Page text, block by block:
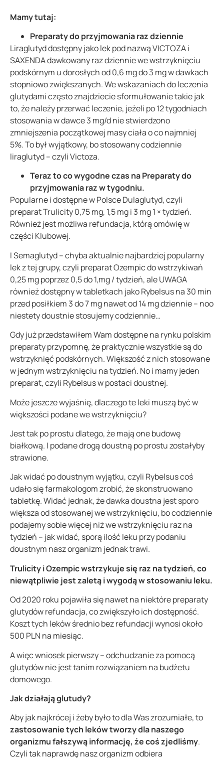
Mamy tutaj:
Preparaty do przyjmowania raz dziennie
Liraglutyd dostępny jako lek pod nazwą VICTOZA i
SAXENDA dawkowany raz dziennie we wstrzyknięciu
podskórnym u dorosłych od 0,6 mg do 3 mg w dawkach
stopniowo zwiększanych. We wskazaniach do leczenia
glutydami często znajdziecie sformułowanie takie jak
to, że należy przerwać leczenie, jeżeli po 12 tygodniach
stosowania w dawce 3 mg/d nie stwierdzono
zmniejszenia początkowej masy ciała o co najmniej
5%.To był wyjątkowy, bo stosowany codziennie
liraglutyd – czyli Victoza.
Teraz to co wygodne czas na Preparaty do
przyjmowania raz w tygodniu.
Popularne i dostępne w Polsce Dulaglutyd, czyli
preparat Trulicity0,75 mg, 1,5 mg i 3 mg 1 × tydzień.
Również jest możliwa refundacja, którą omówię w
części Klubowej.
ISemaglutyd – chyba aktualnie najbardziej popularny
lek z tej grupy, czyli preparat Ozempic do wstrzykiwań
0,25 mg poprzez 0,5 do 1,mg / tydzień, ale UWAGA
również dostępny w tabletkach jako Rybelsus na 30 min
przed posiłkiem 3 do 7 mg nawet od 14 mg dziennie – noo
niestety doustnie stosujemy codziennie…
Gdy już przedstawiłem Wam dostępne na rynku polskim
preparaty przypomnę, że praktycznie wszystkie są do
wstrzyknięć podskórnych. Większość z nich stosowane
w jednym wstrzyknięciu na tydzień. No i mamy jeden
preparat, czyli Rybelsus w postaci doustnej.
Może jeszcze wyjaśnię, dlaczego te leki muszą być w
większości podane we wstrzyknięciu?
Jest tak po prostu dlatego, że mają one budowę
białkową. I podane drogą doustną po prostu zostałyby
strawione.
Jak widać po doustnym wyjątku, czyli Rybelsus coś
udało się farmakologom zrobić, że skonstruowano
tabletkę. Widać jednak, że dawka doustna jest sporo
większa od stosowanej we wstrzyknięciu, bo codziennie
podajemy sobie więcej niż we wstrzyknięciu raz na
tydzień – jak widać, sporą ilość leku przy podaniu
doustnym nasz organizm jednak trawi.
Trulicity i Ozempic wstrzykuje się raz na tydzień, co
niewątpliwie jest zaletą i wygodą w stosowaniu leku.
Od 2020 roku pojawiła się nawet na niektóre preparaty
glutydów refundacja, co zwiększyło ich dostępność.
Koszt tych leków średnio bez refundacji wynosi około
500 PLN na miesiąc.
A więc wniosek pierwszy – odchudzanie za pomocą
glutydów nie jest tanim rozwiązaniem na budżetu
domowego.
Jak działają glutudy?
Aby jak najkrócej i żeby było to dla Was zrozumiałe, to
zastosowanie tych leków tworzy dla naszego
organizmu fałszywą informację, że coś zjedliśmy.
Czyli tak naprawdę nasz organizm odbiera